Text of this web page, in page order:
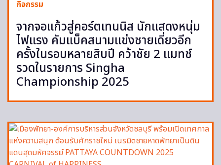
กิจกรรม
จากจอแก้วสู่คอร์ตเทนนิส นักแสดงหนุ่ม
ไฟแรง คัมแบ็คสนามแข่งชายเดี่ยวอีก
ครั้งในรอบหลายสิบปี คว้าชัย 2 แมทช์
รวดในรายการ Singha
Championship 2025